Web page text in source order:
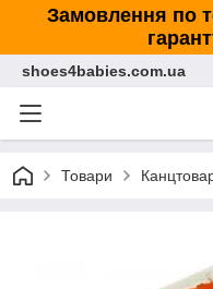
Замовлення по
shoes4babies.com.ua
Товари